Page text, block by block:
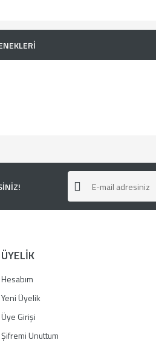
ÜYELİK
Hesabım
Yeni Üyelik
Üye Girişi
Şifremi Unuttum